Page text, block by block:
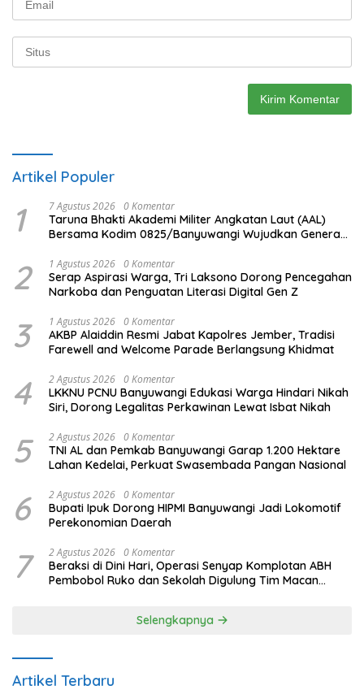
Artikel Populer
1 7 Agustus 2026 0 Komentar
Taruna Bhakti Akademi Militer Angkatan Laut (AAL)
Bersama Kodim 0825/Banyuwangi Wujudkan Generasi
2 1 Agustus 2026 0 Komentar
Serap Aspirasi Warga, Tri Laksono Dorong Pencegahan
Narkoba dan Penguatan Literasi Digital Gen Z
3 1 Agustus 2026 0 Komentar
AKBP Alaiddin Resmi Jabat Kapolres Jember, Tradisi
Farewell and Welcome Parade Berlangsung Khidmat
4 2 Agustus 2026 0 Komentar
LKKNU PCNU Banyuwangi Edukasi Warga Hindari Nikah
Siri, Dorong Legalitas Perkawinan Lewat Isbat Nikah
5 2 Agustus 2026 0 Komentar
TNI AL dan Pemkab Banyuwangi Garap 1.200 Hektare
Lahan Kedelai, Perkuat Swasembada Pangan Nasional
6 2 Agustus 2026 0 Komentar
Bupati Ipuk Dorong HIPMI Banyuwangi Jadi Lokomotif
Perekonomian Daerah
7 2 Agustus 2026 0 Komentar
Beraksi di Dini Hari, Operasi Senyap Komplotan ABH
Pembobol Ruko dan Sekolah Digulung Tim Macan
Selengkapnya
Artikel Terbaru